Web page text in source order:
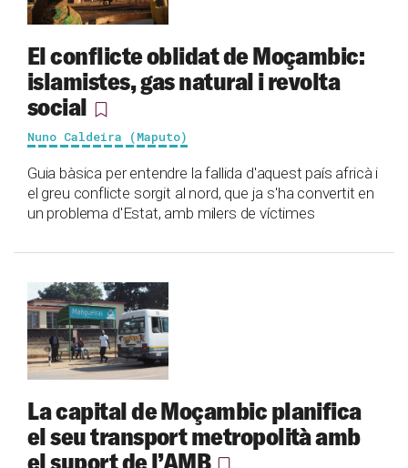
El conflicte oblidat de Moçambic:
islamistes, gas natural i revolta
social
Nuno Caldeira (Maputo)
Guia bàsica per entendre la fallida d'aquest país africà i
el greu conflicte sorgit al nord, que ja s'ha convertit en
un problema d'Estat, amb milers de víctimes
La capital de Moçambic planifica
el seu transport metropolità amb
el suport de l’AMB